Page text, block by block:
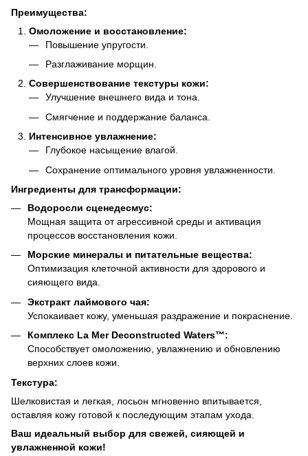
Преимущества:
Омоложение и восстановление:
Повышение упругости.
Разглаживание морщин.
Совершенствование текстуры кожи:
Улучшение внешнего вида и тона.
Смягчение и поддержание баланса.
Интенсивное увлажнение:
Глубокое насыщение влагой.
Сохранение оптимального уровня увлажненности.
Ингредиенты для трансформации:
Водоросли сценедесмус:
Мощная защита от агрессивной среды и активация
процессов восстановления кожи.
Морские минералы и питательные вещества:
Оптимизация клеточной активности для здорового и
сияющего вида.
Экстракт лаймового чая:
Успокаивает кожу, уменьшая раздражение и покраснение.
Комплекс La Mer Deconstructed Waters™:
Способствует омоложению, увлажнению и обновлению
верхних слоев кожи.
Текстура:
Шелковистая и легкая, лосьон мгновенно впитывается,
оставляя кожу готовой к последующим этапам ухода.
Ваш идеальный выбор для свежей, сияющей и
увлажненной кожи!